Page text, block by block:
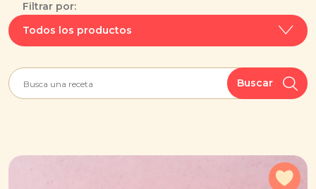
Filtrar por:
Todos los productos
Buscar